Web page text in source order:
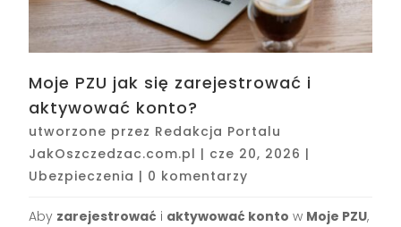
Moje PZU jak się zarejestrować i
aktywować konto?
utworzone przez Redakcja Portalu
JakOszczedzac.com.pl | cze 20, 2026 |
Ubezpieczenia | 0 komentarzy
Aby zarejestrować i aktywować konto w Moje PZU,